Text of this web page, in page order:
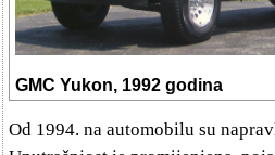
GMC Yukon, 1992 godina
Od 1994. na automobilu su